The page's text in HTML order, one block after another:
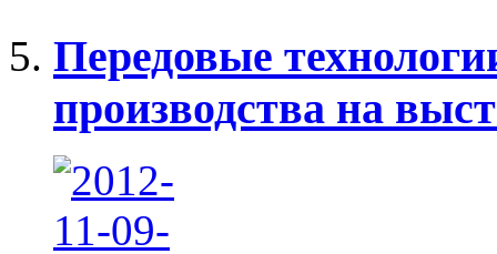
Передовые
производства на